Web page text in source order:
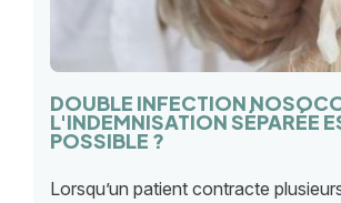
DOUBLE INFECTION
L'INDEMNISATION SÉPARÉE
POSSIBLE ?
Lorsqu’un patient contracte